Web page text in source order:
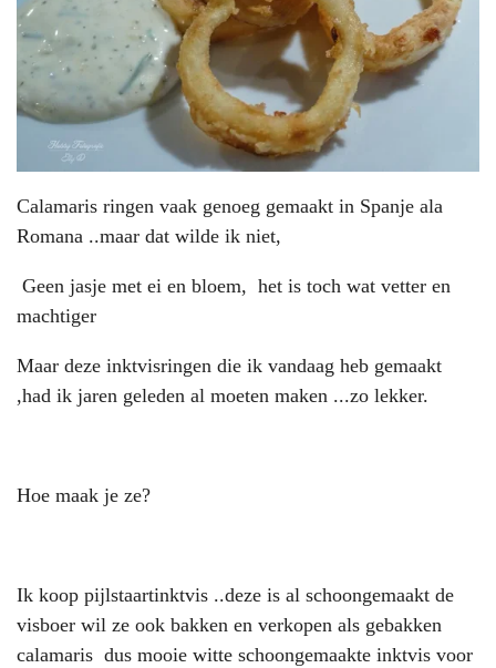
Calamaris ringen vaak genoeg gemaakt in Spanje ala
Romana ..maar dat wilde ik niet,
Geen jasje met ei en bloem, het is toch wat vetter en
machtiger
Maar deze inktvisringen die ik vandaag heb gemaakt
,had ik jaren geleden al moeten maken ...zo lekker.
Hoe maak je ze?
Ik koop pijlstaartinktvis ..deze is al schoongemaakt de
visboer wil ze ook bakken en verkopen als gebakken
calamaris dus mooie witte schoongemaakte inktvis voor